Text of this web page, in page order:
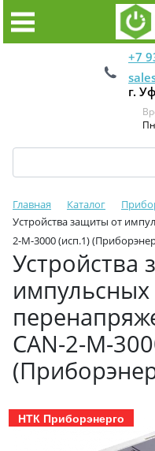
+7
г.
Главная Каталог
Устройства защиты от
2-M-3000 (исп.1)
Устройства
импульсных
CAN-2-M-
НТК Приборэнерго